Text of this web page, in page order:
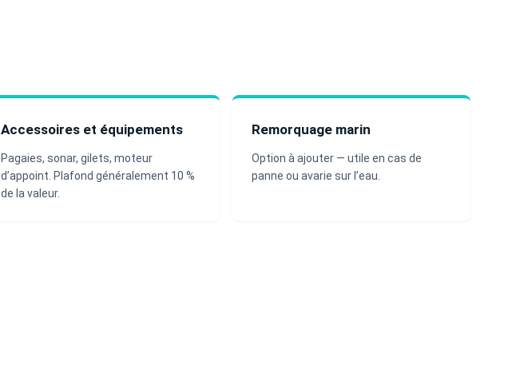
Accessoires et équipements
Pagaies, sonar, gilets, moteur
d’appoint. Plafond généralement 10 %
de la valeur.
Remorquage marin
Option à ajouter — utile en cas de
panne ou avarie sur l’eau.